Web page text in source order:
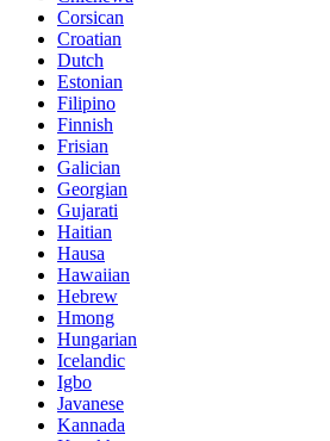
Corsican
Croatian
Dutch
Estonian
Filipino
Finnish
Frisian
Galician
Georgian
Gujarati
Haitian
Hausa
Hawaiian
Hebrew
Hmong
Hungarian
Icelandic
Igbo
Javanese
Kannada